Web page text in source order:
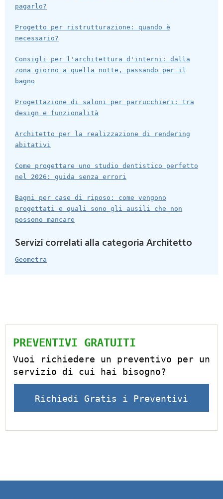
pagarlo?
Progetto per ristrutturazione: quando è
necessario?
Consigli per l'architettura d'interni: dalla
zona giorno a quella notte, passando per il
bagno
Progettazione di saloni per parrucchieri: tra
design e funzionalità
Architetto per la realizzazione di rendering
abitativi
Come progettare uno studio dentistico perfetto
nel 2026: guida senza errori
Bagni per case di riposo: come vengono
progettati e quali sono gli ausili che non
possono mancare
Servizi correlati alla categoria Architetto
Geometra
PREVENTIVI GRATUITI
Vuoi richiedere un preventivo per un
servizio di cui hai bisogno?
Richiedi Gratis i Preventivi